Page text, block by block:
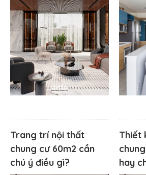
Trang trí nội thất
chung cư 60m2 cần
chú ý điều gì?
Thiết
hay